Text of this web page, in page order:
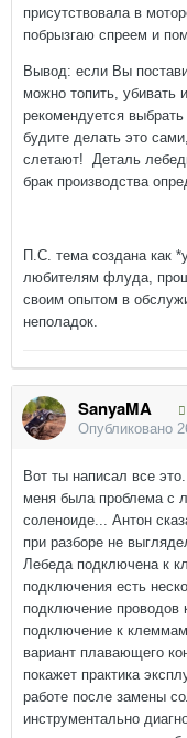
присутствовала в
побрызгаю спреем и
Вывод: если Вы
можно топить, убивать
рекомендуется
будите делать это
слетают! Деталь
брак производства
П.С. тема создана как
любителям флуда,
своим опытом в
неполадок.
SanyaMA
Опубликовано
Вот ты написал все
меня была проблема с
соленоиде... Антон
при разборе не
Лебеда подключена к
подключения есть
подключение
подключение к
вариант плавающего
покажет практика
работе после замены
инструментально